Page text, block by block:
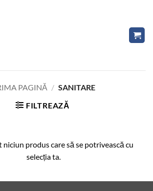
PAGINĂ / SANITARE
FILTREAZĂ
niciun produs care să se potrivească cu
selecția ta.